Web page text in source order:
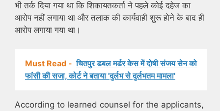
भी तर्क दिया गया था कि शिकायतकर्ता ने पहले कोई दहेज का
आरोप नहीं लगाया था और तलाक की कार्यवाही शुरू होने के बाद ही
आरोप लगाया गया था।
Must Read - चितपुर डबल मर्डर केस में दोषी संजय सेन को
फांसी की सजा, कोर्ट ने बताया 'दुर्लभ से दुर्लभतम मामला'
According to learned counsel for the applicants,